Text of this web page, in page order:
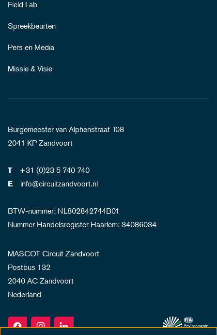
Field Lab
Spreekbeurten
Pers en Media
Missie & Visie
Burgemeester van Alphenstraat 108
2041 KP Zandvoort
T +31 (0)23 5 740 740
E info@circuitzandvoort.nl
BTW-nummer: NL802842744B01
Nummer Handelsregister Haarlem: 34086034
MASCOT Circuit Zandvoort
Postbus 132
2040 AC Zandvoort
Nederland